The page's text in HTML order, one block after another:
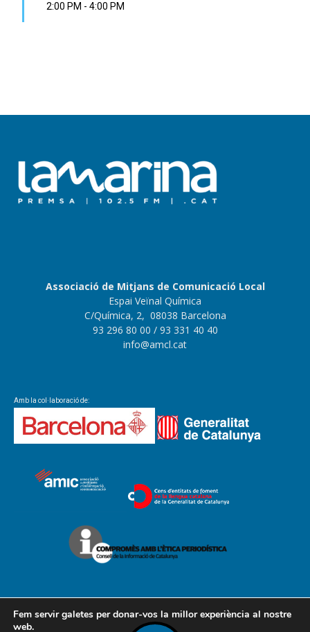
2:00 PM - 4:00 PM
Associació de Mitjans de Comunicació Local
Espai Veïnal Química
C/Química, 2, 08038 Barcelona
93 296 80 00 / 93 331 40 40
info@amcl.cat
Amb la col·laboració de:
Fem servir galetes per donar-vos la millor experiència al nostre
web.